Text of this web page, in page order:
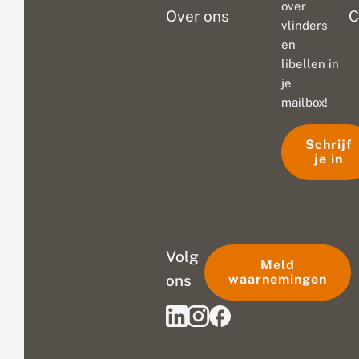
Over ons
over
vlinders
en
libellen in
je
mailbox!
Schrijf
je in
Volg
ons
Meld
waarnemingen